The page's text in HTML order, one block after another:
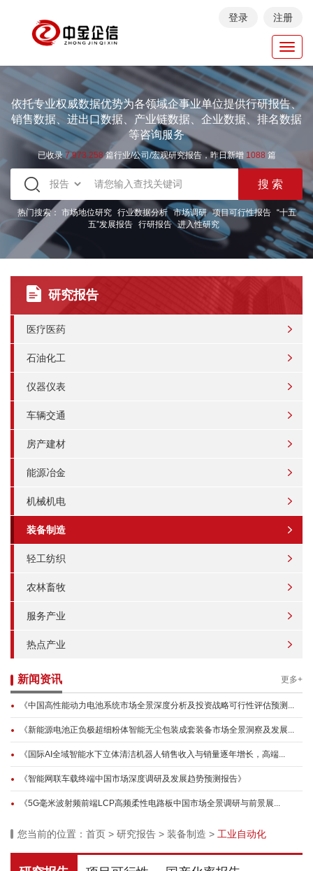
登录 注册
依托专业权威数据优势为各领域企事业单位提供行研报告、
销售数据、进出口数据、产业链数据、企业数据、排名数据
等咨询服务
已收录7.973.258篇行业/公司/宏观研究报告，昨日新增 1088 篇
热门搜索： 市场地位研究 行业数据分析 市场调研 项目可行性报告
“十五
五”发展报告 行研报告 进入性研究
研究报告
医疗医药
石油化工
仪器仪表
车辆交通
房产建材
能源冶金
机械机电
装备制造
轻工纺织
农林畜牧
服务产业
热点产业
新闻资讯 更多+
《中国高性能动力电池系统市场全景深度分析及投资战略可行性评估预测...
《新能源电池正负极超细粉体智能无尘包装成套装备市场全景洞察及发展...
《国际AI全域智能水下立体清洁机器人销售收入与销量逐年增长，高端...
《智能网联车载终端中国市场深度调研及发展趋势预测报告》
《5G毫米波射频前端LCP高频柔性电路板中国市场全景调研与前景展...
您当前的位置： 首页 > 研究报告 > 装备制造 > 工业自动化